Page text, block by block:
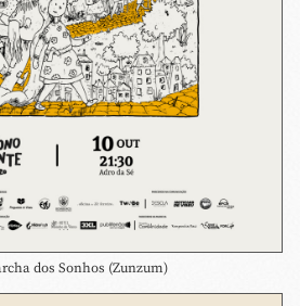
dos Sonhos (Zunzum)